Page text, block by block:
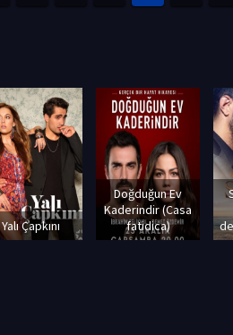
Yalı Çapkını
Doğduğun Ev
Kaderindir (Casa
fatidica)